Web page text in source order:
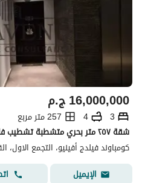
ج.م16,000,000
3
4
257 متر مربع
كومباوند فيلدج أفينيو، التجمع الاول،
الإيميل